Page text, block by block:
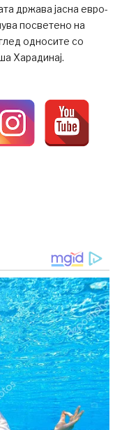
држава јасна евро-
посветено на
односите со
Харадинај.